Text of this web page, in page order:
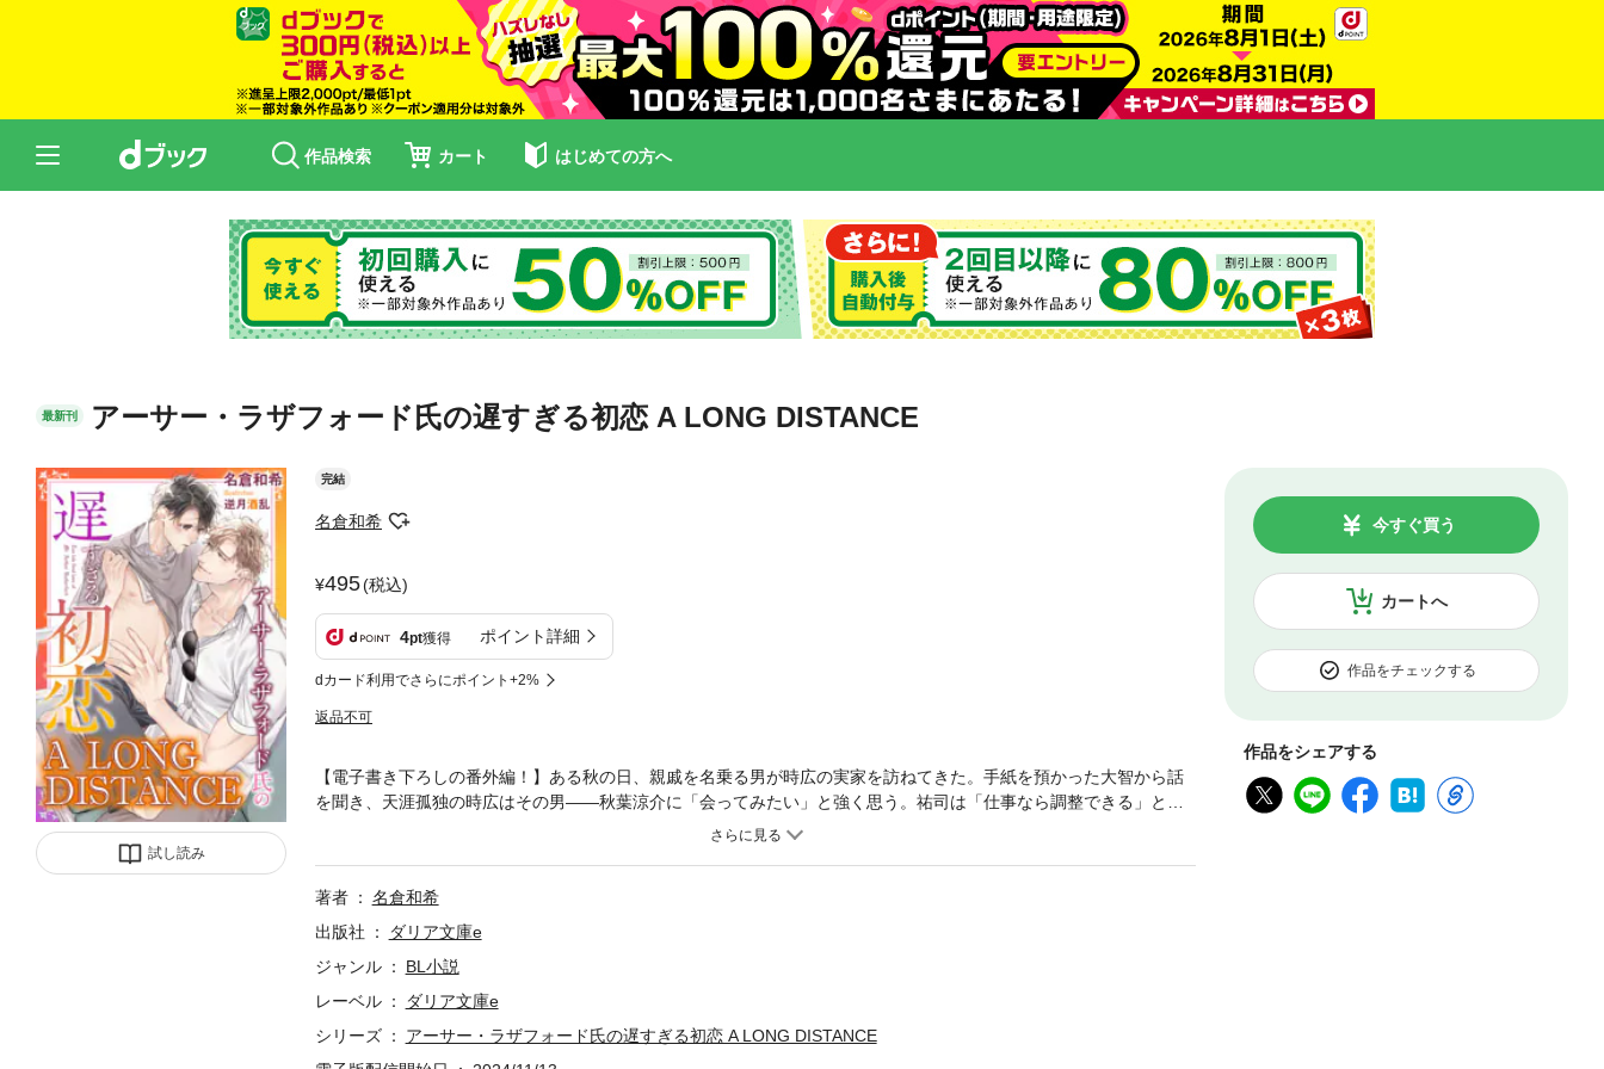
作品検索 カート はじめての方へ
最新刊 アーサー・ラザフォード氏の遅すぎる初恋 A LONG DISTANCE
試し読み
完結
名倉和希
495(税込)
4pt獲得 ポイント詳細
dカード利用でさらにポイント+2%
返品不可
カートへ
今すぐ買う
作品をチェックする
作品をシェアする
【電子書き下ろしの番外編！】ある秋の日、親戚を名乗る男が時広の実家を訪ねてきた。手紙を預かった大智から話
を聞き、天涯孤独の時広はその男――秋葉涼介に「会ってみたい」と強く思う。祐司は「仕事なら調整できる」と背
中を押してくれたものの、アーサーは賛成しかねる様子。逸る心を抑えきれずアーサーと衝突してしまった時広は、
著者
名倉和希
出版社
ダリア文庫e
ジャンル
BL小説
レーベル
ダリア文庫e
シリーズ
アーサー・ラザフォード氏の遅すぎる初恋 A LONG DISTANCE